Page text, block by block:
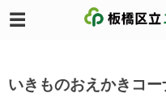
いきものおえかきコ